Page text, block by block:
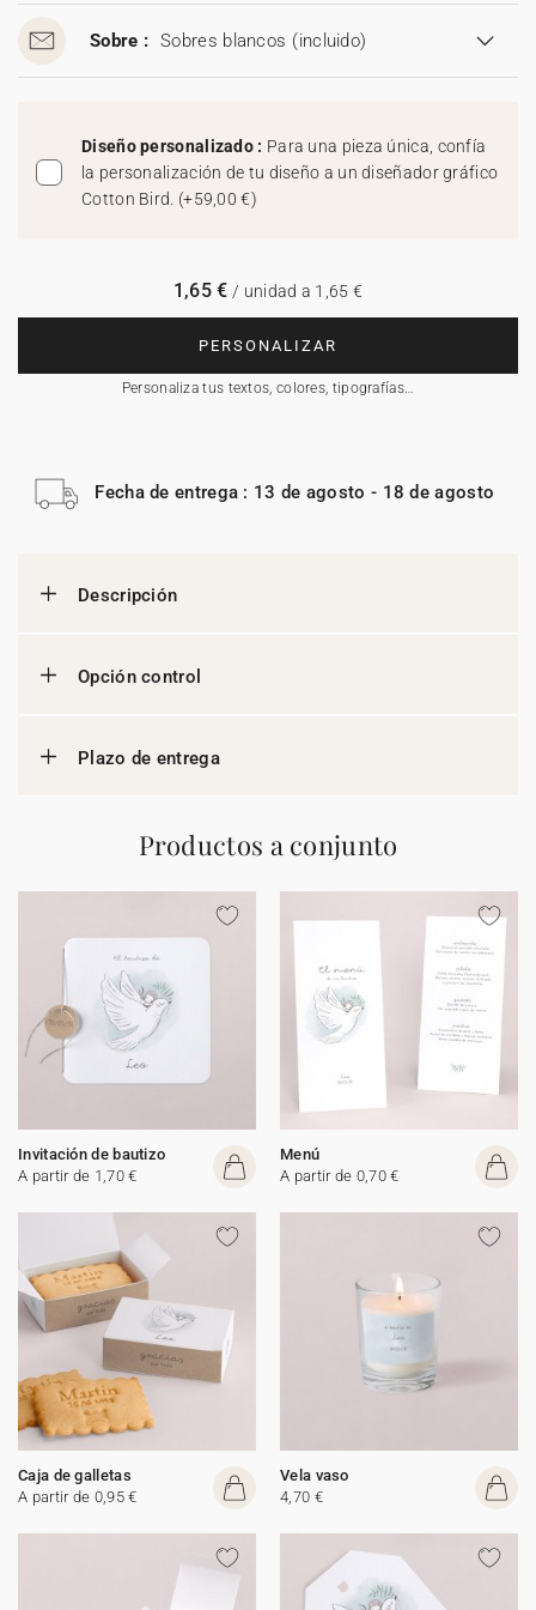
Sobre : Sobres blancos (incluido)
Diseño personalizado : Para una pieza única, confía
la personalización de tu diseño a un diseñador gráfico
Cotton Bird. (+59,00 €)
PERSONALIZAR
Personaliza tus textos, colores, tipografías…
1,65 € / unidad a 1,65 €
Fecha de entrega : 13 de agosto - 18 de agosto
Descripción
Opción control
Plazo de entrega
Productos a conjunto
Invitación de bautizo
A partir de 1,70 €
Menú
A partir de 0,70 €
Caja de galletas
A partir de 0,95 €
Vela vaso
4,70 €